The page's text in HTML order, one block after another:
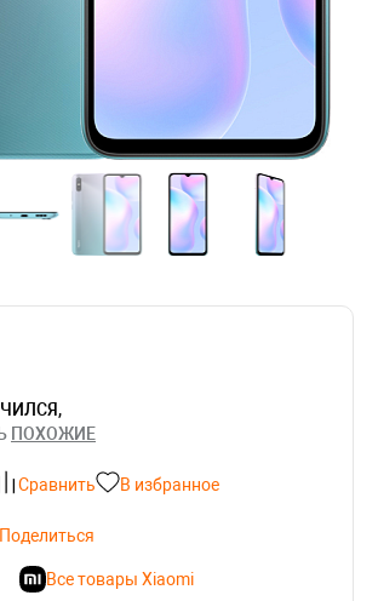
ПОХОЖИЕ
Сравнить В избранное
Поделиться
Все товары Xiaomi